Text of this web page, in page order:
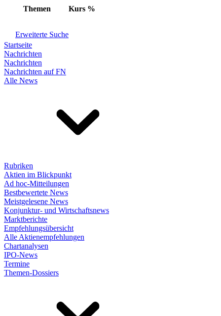
Themen Kurs %
Erweiterte Suche
Startseite
Nachrichten
Nachrichten
Nachrichten auf FN
Alle News
Rubriken
Aktien im Blickpunkt
Ad hoc-Mitteilungen
Bestbewertete News
Meistgelesene News
Konjunktur- und Wirtschaftsnews
Marktberichte
Empfehlungsübersicht
Alle Aktienempfehlungen
Chartanalysen
IPO-News
Termine
Themen-Dossiers